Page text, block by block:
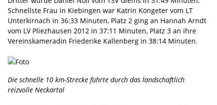
Schnellste Frau in Kiebingen war Katrin Köngeter vom LT
Unterkirnach in 36:33 Minuten, Platz 2 ging an Hannah Arndt
vom LV Pliezhausen 2012 in 37:11 Minuten, Platz 3 an ihre
Vereinskameradin Friederike Kallenberg in 38:14 Minuten.
Die schnelle 10 km-Strecke führte durch das landschaftlich
reizvolle Neckartal